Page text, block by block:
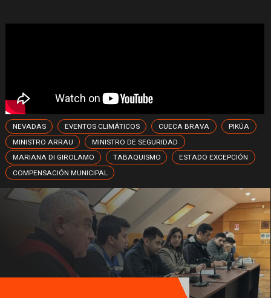
NEVADAS EVENTOS CLIMÁTICOS CUECA BRAVA
PIKÚA
MINISTRO ARRAU
MINISTRO DE SEGURIDAD
MARIANA DI GIROLAMO
TABAQUISMO
ESTADO EXCEPCIÓN
COMPENSACIÓN MUNICIPAL